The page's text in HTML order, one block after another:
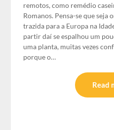
remotos, como remédio
Romanos. Pensa-se que seja
trazida para a Europa na
partir daí se espalhou um
uma planta, muitas vezes
porque o…
Read